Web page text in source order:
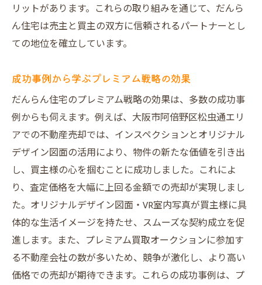
リットがあります。これらの取り組みを通じて、だんら
ん住宅は売主と買主の双方に信頼されるパートナーとし
ての地位を確立しています。
成功事例から学ぶプレミアム戦略の効果
だんらん住宅のプレミアム戦略の効果は、多数の成功事
例からも伺えます。例えば、大阪市阿倍野区松虫通エリ
アでの不動産売却では、インスペクションとオリジナル
デザイン図面の活用により、物件の新たな価値を引き出
し、買主様の心を掴むことに成功しました。これによ
り、査定価格を大幅に上回る金額での売却が実現しまし
た。オリジナルデザイン図面・VR室内写真が買主様に具
体的な生活イメージを持たせ、スムーズな契約成立を促
進します。また、プレミアム買取オークションに参加す
る不動産会社の数が多いため、競争が激化し、より高い
価格での売却が期待できます。これらの成功事例は、プ